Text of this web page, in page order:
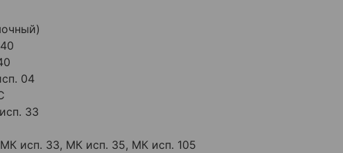
04
33
исп. 33, МК исп. 35, МК исп. 105